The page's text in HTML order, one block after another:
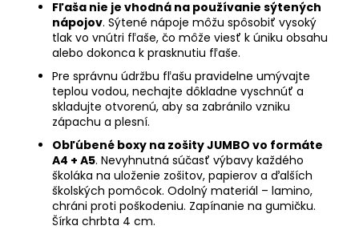
Fľaša nie je vhodná na používanie sýtených
nápojov. Sýtené nápoje môžu spôsobiť vysoký
tlak vo vnútri fľaše, čo môže viesť k úniku obsahu
alebo dokonca k prasknutiu fľaše.
Pre správnu údržbu fľašu pravidelne umývajte
teplou vodou, nechajte dôkladne vyschnúť a
skladujte otvorenú, aby sa zabránilo vzniku
zápachu a plesní.
Obľúbené boxy na zošity JUMBO vo formáte
A4 + A5. Nevyhnutná súčasť výbavy každého
školáka na uloženie zošitov, papierov a ďalších
školských pomôcok. Odolný materiál – lamino,
chráni proti poškodeniu. Zapínanie na gumičku.
Šírka chrbta 4 cm.